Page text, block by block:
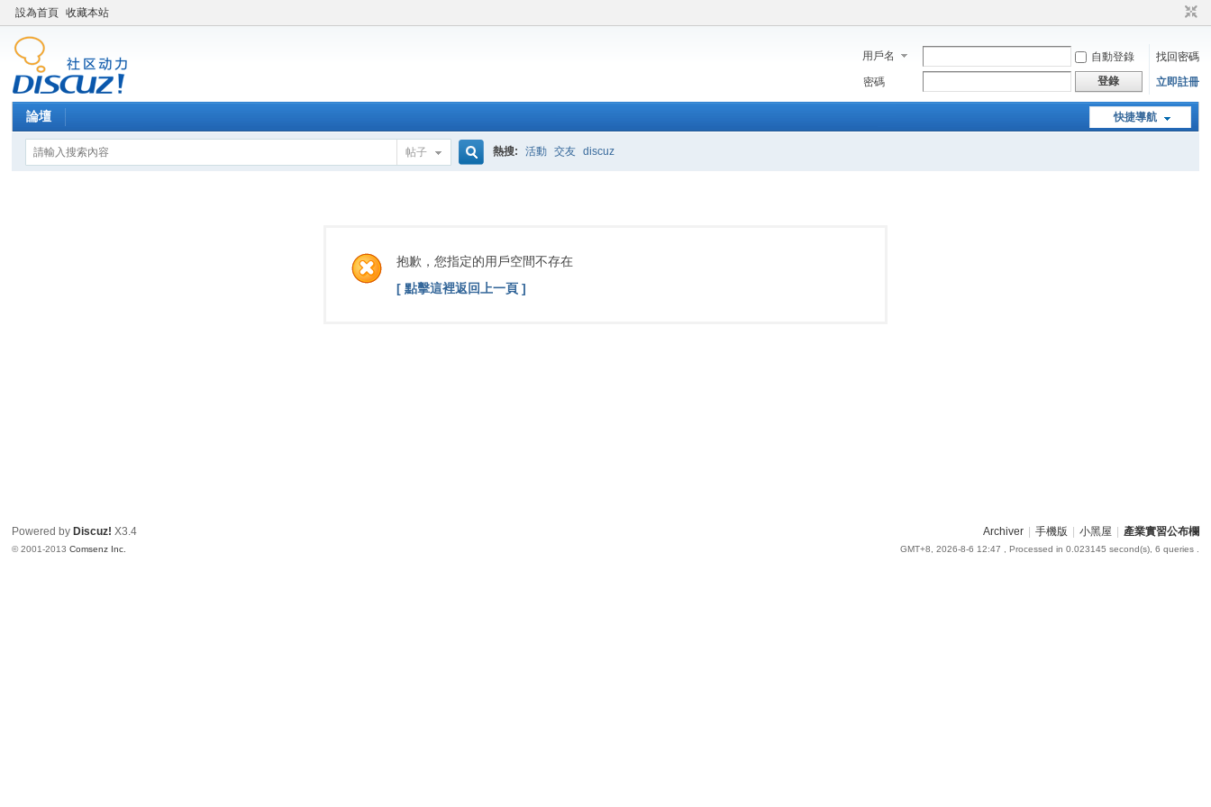
設為首頁 收藏本站
用戶名 自動登錄
找回密碼
密碼
登錄 立即註冊
快捷導航
論壇
帖子
索
熱搜: 活動 交友 discuz
抱歉，您指定的用戶空間不存在
[ 點擊這裡返回上一頁 ]
Archiver 手機版 小黑屋 產業實習公布欄
GMT+8, 2026-8-6 12:47 , Processed in 0.023145 second(s), 6 queries .
Powered by Discuz! X3.4
© 2001-2013Comsenz Inc.